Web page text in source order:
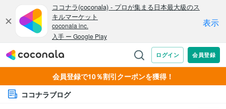
会員登録で10％割引クーポンを獲得！
ココナラブログ